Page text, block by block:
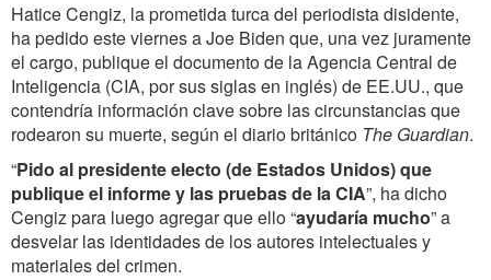
Hatice Cengiz, la prometida turca del periodista disidente,
ha pedido este viernes a Joe Biden que, una vez juramente
el cargo, publique el documento de la Agencia Central de
Inteligencia (CIA, por sus siglas en inglés) de EE.UU., que
contendría información clave sobre las circunstancias que
rodearon su muerte, según el diario británico The Guardian.
“Pido al presidente electo (de Estados Unidos) que
publique el informe y las pruebas de la CIA”, ha dicho
Cengiz para luego agregar que ello “ayudaría mucho” a
desvelar las identidades de los autores intelectuales y
materiales del crimen.